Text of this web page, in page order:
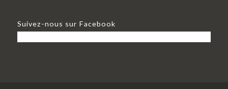
Suivez-nous sur Facebook